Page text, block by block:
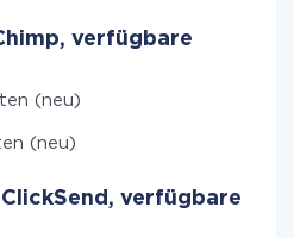
verfügbare
(neu)
(neu)
verfügbare